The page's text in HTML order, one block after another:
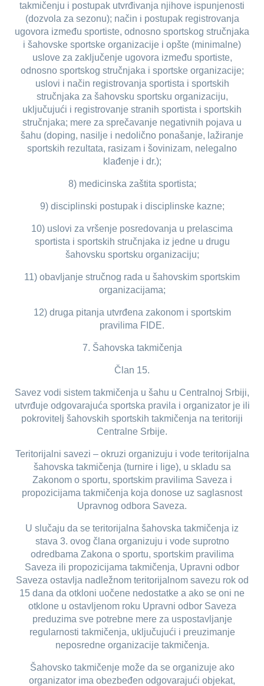
takmičenju i postupak utvrđivanja njihove ispunjenosti
(dozvola za sezonu); način i postupak registrovanja
ugovora između sportiste, odnosno sportskog stručnjaka
i šahovske sportske organizacije i opšte (minimalne)
uslove za zaključenje ugovora između sportiste,
odnosno sportskog stručnjaka i sportske organizacije;
uslovi i način registrovanja sportista i sportskih
stručnjaka za šahovsku sportsku organizaciju,
uključujući i registrovanje stranih sportista i sportskih
stručnjaka; mere za sprečavanje negativnih pojava u
šahu (doping, nasilje i nedolično ponašanje, lažiranje
sportskih rezultata, rasizam i šovinizam, nelegalno
klađenje i dr.);
8) medicinska zaštita sportista;
9) disciplinski postupak i disciplinske kazne;
10) uslovi za vršenje posredovanja u prelascima
sportista i sportskih stručnjaka iz jedne u drugu
šahovsku sportsku organizaciju;
11) obavljanje stručnog rada u šahovskim sportskim
organizacijama;
12) druga pitanja utvrđena zakonom i sportskim
pravilima FIDE.
7. Šahovska takmičenja
Član 15.
Savez vodi sistem takmičenja u šahu u Centralnoj Srbiji,
utvrđuje odgovarajuća sportska pravila i organizator je ili
pokrovitelj šahovskih sportskih takmičenja na teritoriji
Centralne Srbije.
Teritorijalni savezi – okruzi organizuju i vode teritorijalna
šahovska takmičenja (turnire i lige), u skladu sa
Zakonom o sportu, sportskim pravilima Saveza i
propozicijama takmičenja koja donose uz saglasnost
Upravnog odbora Saveza.
U slučaju da se teritorijalna šahovska takmičenja iz
stava 3. ovog člana organizuju i vode suprotno
odredbama Zakona o sportu, sportskim pravilima
Saveza ili propozicijama takmičenja, Upravni odbor
Saveza ostavlja nadležnom teritorijalnom savezu rok od
15 dana da otkloni uočene nedostatke a ako se oni ne
otklone u ostavljenom roku Upravni odbor Saveza
preduzima sve potrebne mere za uspostavljanje
regularnosti takmičenja, uključujući i preuzimanje
neposredne organizacije takmičenja.
Šahovsko takmičenje može da se organizuje ako
organizator ima obezbeđen odgovarajući objekat,